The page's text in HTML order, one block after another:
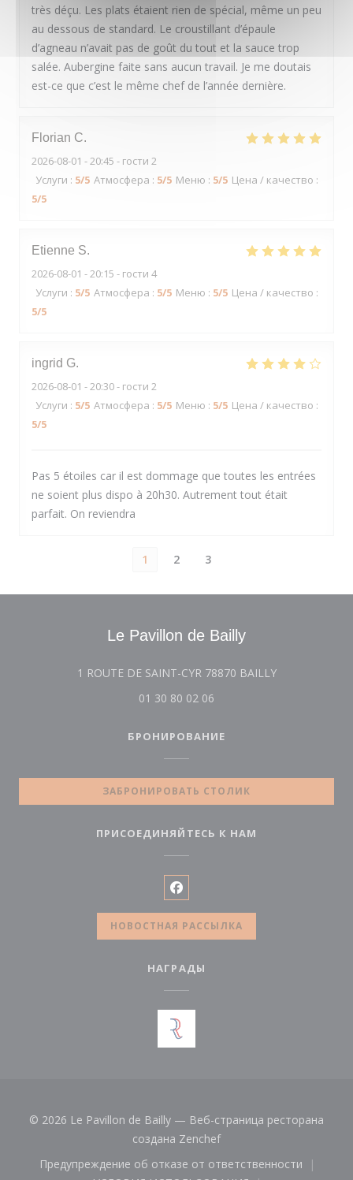
très déçu. Les plats étaient rien de spécial, même un peu
au dessous de standard. Le croustillant d’épaule
d’agneau n’avait pas de goût du tout et la sauce trop
salée. Aubergine faite sans aucun travail. Je me doutais
est-ce que c’est le même chef de l’année dernière.
Florian C
2026-08-01 - 20:45 - гости 2
Услуги : 5/5 Атмосфера : 5/5 Меню : 5/5 Цена / качество :
5/5
Etienne S
2026-08-01 - 20:15 - гости 4
Услуги : 5/5 Атмосфера : 5/5 Меню : 5/5 Цена / качество :
5/5
ingrid G
2026-08-01 - 20:30 - гости 2
Услуги : 5/5 Атмосфера : 5/5 Меню : 5/5 Цена / качество :
5/5
Pas 5 étoiles car il est dommage que toutes les entrées
ne soient plus dispo à 20h30. Autrement tout était
parfait. On reviendra
1 2 3
Le Pavillon de Bailly
1 ROUTE DE SAINT-CYR 78870 BAILLY
01 30 80 02 06
БРОНИРОВАНИЕ
ЗАБРОНИРОВАТЬ СТОЛИК
ПРИСОЕДИНЯЙТЕСЬ К НАМ
Facebook ((открывается в
НОВОСТНАЯ РАССЫЛКА
НАГРАДЫ
© 2026 Le Pavillon de Bailly — Веб-страница ресторана
создана Zenchef((открывается в новом
Предупреждение об отказе от ответственности
((открывается в новом окне))